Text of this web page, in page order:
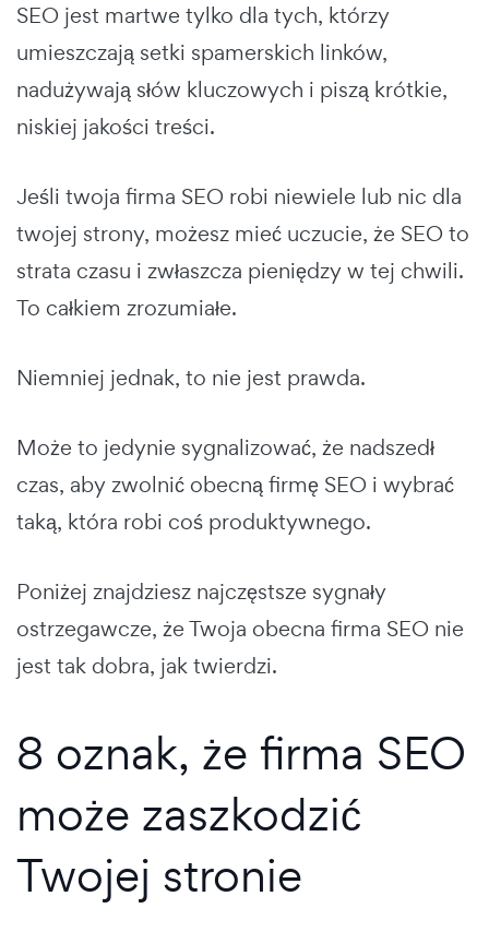
SEO jest martwe tylko dla tych, którzy
umieszczają setki spamerskich linków,
nadużywają słów kluczowych i piszą krótkie,
niskiej jakości treści.
Jeśli twoja firma SEO robi niewiele lub nic dla
twojej strony, możesz mieć uczucie, że SEO to
strata czasu i zwłaszcza pieniędzy w tej chwili.
To całkiem zrozumiałe.
Niemniej jednak, to nie jest prawda.
Może to jedynie sygnalizować, że nadszedł
czas, aby zwolnić obecną firmę SEO i wybrać
taką, która robi coś produktywnego.
Poniżej znajdziesz najczęstsze sygnały
ostrzegawcze, że Twoja obecna firma SEO nie
jest tak dobra, jak twierdzi.
8 oznak, że firma SEO
może zaszkodzić
Twojej stronie